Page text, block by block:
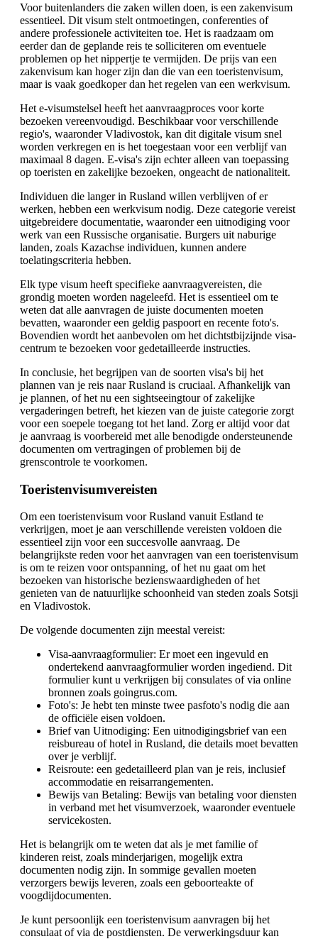
Voor buitenlanders die zaken willen doen, is een zakenvisum
essentieel. Dit visum stelt ontmoetingen, conferenties of
andere professionele activiteiten toe. Het is raadzaam om
eerder dan de geplande reis te solliciteren om eventuele
problemen op het nippertje te vermijden. De prijs van een
zakenvisum kan hoger zijn dan die van een toeristenvisum,
maar is vaak goedkoper dan het regelen van een werkvisum.
Het e-visumstelsel heeft het aanvraagproces voor korte
bezoeken vereenvoudigd. Beschikbaar voor verschillende
regio's, waaronder Vladivostok, kan dit digitale visum snel
worden verkregen en is het toegestaan voor een verblijf van
maximaal 8 dagen. E-visa's zijn echter alleen van toepassing
op toeristen en zakelijke bezoeken, ongeacht de nationaliteit.
Individuen die langer in Rusland willen verblijven of er
werken, hebben een werkvisum nodig. Deze categorie vereist
uitgebreidere documentatie, waaronder een uitnodiging voor
werk van een Russische organisatie. Burgers uit naburige
landen, zoals Kazachse individuen, kunnen andere
toelatingscriteria hebben.
Elk type visum heeft specifieke aanvraagvereisten, die
grondig moeten worden nageleefd. Het is essentieel om te
weten dat alle aanvragen de juiste documenten moeten
bevatten, waaronder een geldig paspoort en recente foto's.
Bovendien wordt het aanbevolen om het dichtstbijzijnde visa-
centrum te bezoeken voor gedetailleerde instructies.
In conclusie, het begrijpen van de soorten visa's bij het
plannen van je reis naar Rusland is cruciaal. Afhankelijk van
je plannen, of het nu een sightseeingtour of zakelijke
vergaderingen betreft, het kiezen van de juiste categorie zorgt
voor een soepele toegang tot het land. Zorg er altijd voor dat
je aanvraag is voorbereid met alle benodigde ondersteunende
documenten om vertragingen of problemen bij de
grenscontrole te voorkomen.
Toeristenvisumvereisten
Om een toeristenvisum voor Rusland vanuit Estland te
verkrijgen, moet je aan verschillende vereisten voldoen die
essentieel zijn voor een succesvolle aanvraag. De
belangrijkste reden voor het aanvragen van een toeristenvisum
is om te reizen voor ontspanning, of het nu gaat om het
bezoeken van historische bezienswaardigheden of het
genieten van de natuurlijke schoonheid van steden zoals Sotsji
en Vladivostok.
De volgende documenten zijn meestal vereist:
Visa-aanvraagformulier: Er moet een ingevuld en
ondertekend aanvraagformulier worden ingediend. Dit
formulier kunt u verkrijgen bij consulates of via online
bronnen zoals goingrus.com.
Foto's: Je hebt ten minste twee pasfoto's nodig die aan
de officiële eisen voldoen.
Brief van Uitnodiging: Een uitnodigingsbrief van een
reisbureau of hotel in Rusland, die details moet bevatten
over je verblijf.
Reisroute: een gedetailleerd plan van je reis, inclusief
accommodatie en reisarrangementen.
Bewijs van Betaling: Bewijs van betaling voor diensten
in verband met het visumverzoek, waaronder eventuele
servicekosten.
Het is belangrijk om te weten dat als je met familie of
kinderen reist, zoals minderjarigen, mogelijk extra
documenten nodig zijn. In sommige gevallen moeten
verzorgers bewijs leveren, zoals een geboorteakte of
voogdijdocumenten.
Je kunt persoonlijk een toeristenvisum aanvragen bij het
consulaat of via de postdiensten. De verwerkingsduur kan